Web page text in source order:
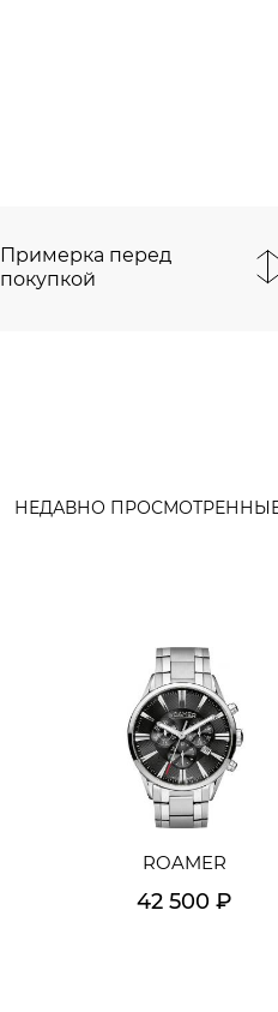
Примерка перед
покупкой
НЕДАВНО
ROAMER
42 500 ₽